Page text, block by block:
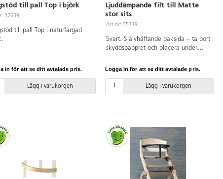
till pall Top i björk
37639
till pall Top i naturfärgad
in för att se ditt avtalade pris.
Lägg i varukorgen
Ljuddämpande filt till Matte
stor sits
Art.nr: 35719
Svart. Självhäftande baksida – ta bort
skyddspappret och placera under
Logga in för att se ditt avtalade pris.
Lägg i varukorgen